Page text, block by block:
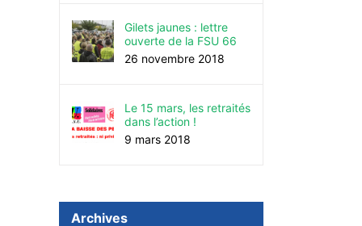
Gilets jaunes : lettre
ouverte de la FSU 66
26 novembre 2018
Le 15 mars, les retraités
dans l’action !
9 mars 2018
Archives